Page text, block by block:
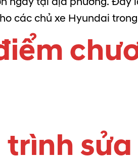
các chủ xe Hyundai